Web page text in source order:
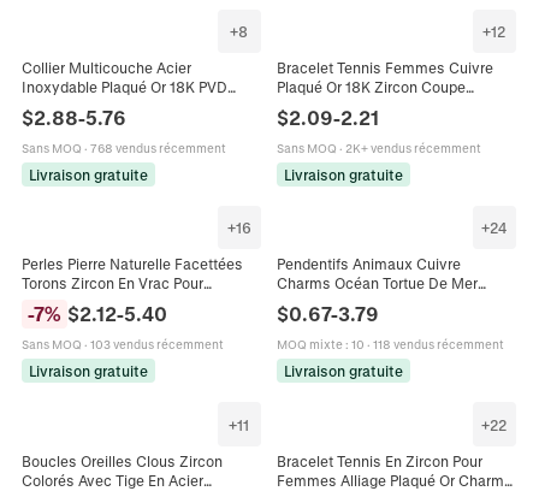
+8
Collier Multicouche Acier
Inoxydable Plaqué Or 18K PVD
Imperméable Boucle Fer À Cheval
Éclair Zircon Rétro Femmes Chic
$2.88-5.76
Sans MOQ · 768 vendus récemment
Livraison gratuite
+12
Bracelet Tennis Femmes Cuivre
Plaqué Or 18K Zircon Coupe
Rectangulaire Bijoux Élégants De
Luxe Boucle Coulissante Réglable
$2.09-2.21
Sans MOQ · 2K+ vendus récemment
Livraison gratuite
+16
Perles Pierre Naturelle Facettées
Torons Zircon En Vrac Pour
Fabrication Bijoux DIY Bracelet
Collier Fait Main Pierre Gemme
Taille Ronde
-7% $2.12-5.40
Sans MOQ · 103 vendus récemment
Livraison gratuite
+24
Pendentifs Animaux Cuivre
Charms Océan Tortue De Mer
Hippocampe Dauphin Dinosaure
Monstre Zircon Émail Accessoires
Bijoux
$0.67-3.79
MOQ mixte: 10 · 118 vendus récemment
Livraison gratuite
+11
Boucles Oreilles Clous Zircon
Colorés Avec Tige En Acier
+22
Bracelet Tennis En Zircon Pour
Femmes Alliage Plaqué Or Charme